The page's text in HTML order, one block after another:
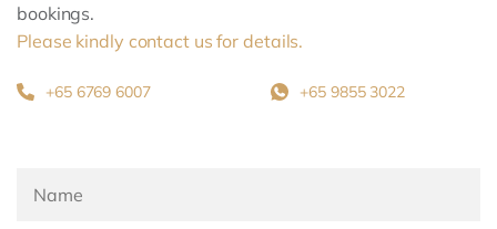
bookings.
Please kindly contact us for details.
+65 6769 6007 +65 9855 3022